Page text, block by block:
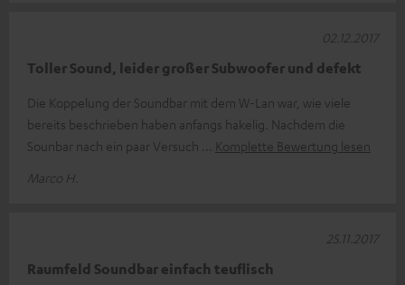
Toller Sound, leider großer Subwoofer und defekt
Die Koppelung der Soundbar mit dem W-Lan war, wie viele
bereits beschrieben haben anfangs hakelig. Nachdem die
Sounbar nach ein paar Versuch
Komplette Bewertung lesen
Marco H.
02.12.2017
Raumfeld Soundbar einfach teuflisch
25.11.2017